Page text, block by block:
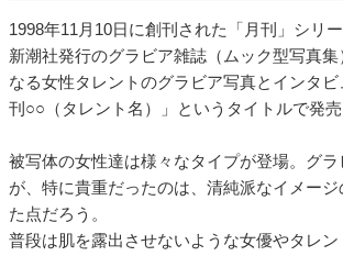
1998年11月10日に創刊された「月刊」シリー
新潮社発行のグラビア雑誌（ムック型写真
なる女性タレントのグラビア写真とインタビ
刊○○（タレント名）」というタイトルで発売
被写体の女性達は様々なタイプが登場。グ
が、特に貴重だったのは、清純派なイメー
た点だろう。
普段は肌を露出させないような女優やタレ